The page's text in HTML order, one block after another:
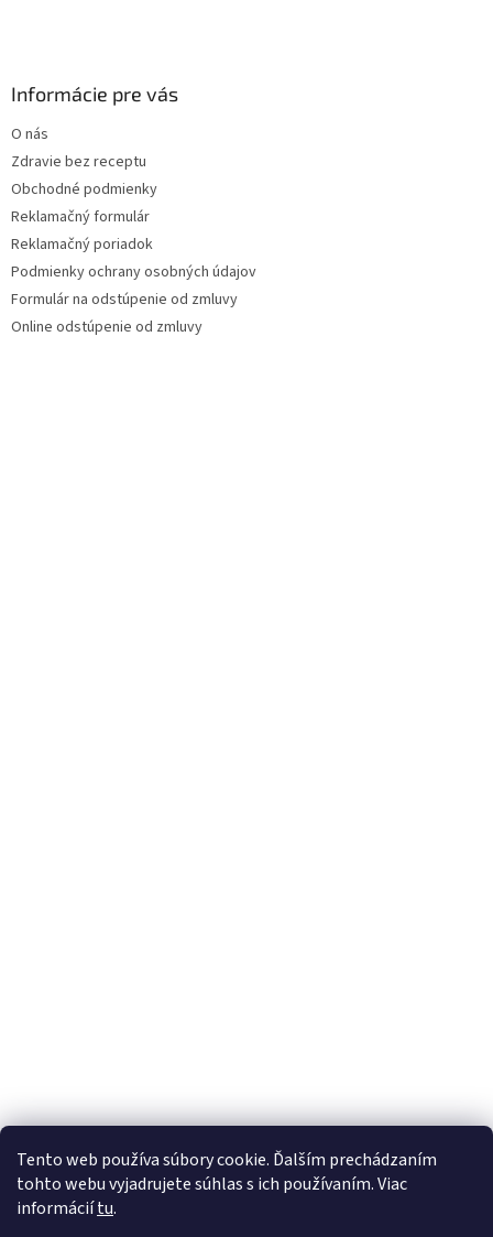
Tento web používa súbory cookie. Ďalším prechádzaním
tohto webu vyjadrujete súhlas s ich používaním. Viac
informáciítu.
Informácie pre vás
O nás
Zdravie bez receptu
Obchodné podmienky
Reklamačný formulár
Reklamačný poriadok
Podmienky ochrany osobných údajov
Formulár na odstúpenie od zmluvy
Online odstúpenie od zmluvy